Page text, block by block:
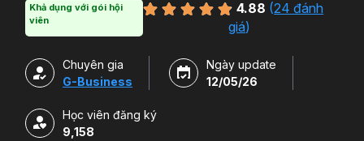
Khả dụng với gói hội
viên
4.88 (24 đánh
giá)
Chuyên gia
G-Business
Ngày update
12/05/26
Học viên đăng ký
9,158